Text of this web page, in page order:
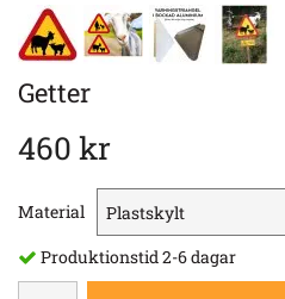
Getter
460 kr
Material
Produktionstid 2-6 dagar